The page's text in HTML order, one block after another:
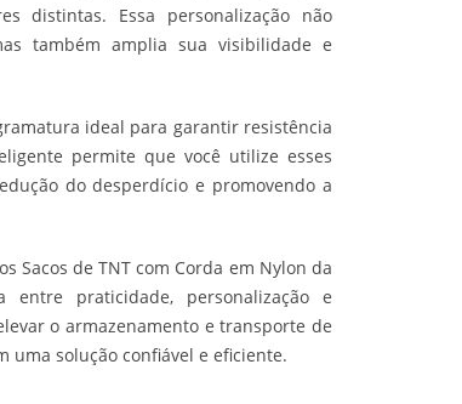
distintas. Essa personalização não
também amplia sua visibilidade e
ideal para garantir resistência
permite que você utilize esses
do desperdício e promovendo a
Sacos de TNT com Corda em Nylon da
entre praticidade, personalização e
o armazenamento e transporte de
uma solução confiável e eficiente.